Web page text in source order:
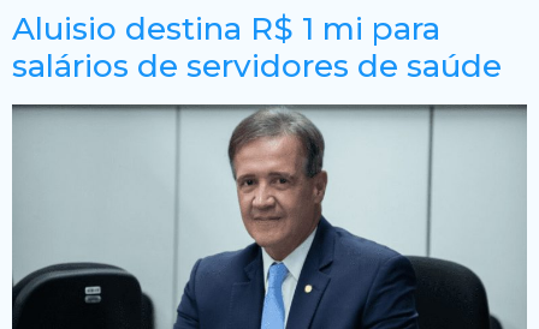
Aluisio destina R$ 1 mi para
salários de servidores de saúde